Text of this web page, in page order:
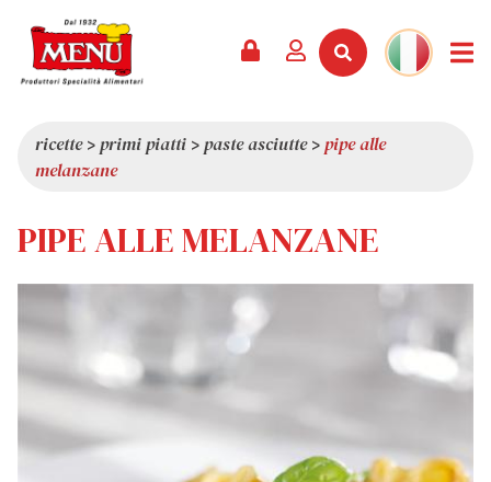
CATALOGO
SERVIZI
ULTIME NOVITÀ
PREMI
RASSEGNA STAMPA
CHI SIAMO
QUALITÀ
VALORI
CURIOSITÀ
SHOWROOM
LAVORA CON NOI
ricette>primi piatti >paste asciutte>pipe alle
melanzane
PIPE ALLE MELANZANE